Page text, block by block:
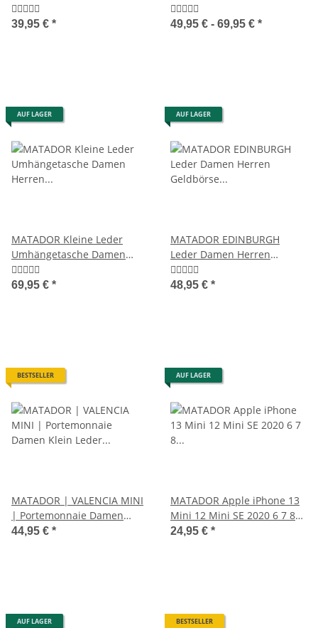
Damen Herren TüV RFID
39,95 € *
RFID TüV
49,95 € - 69,95 € *
AUF LAGER
MATADOR Kleine Leder
Umhängetasche Damen
Herren Retro Klassisch
69,95 € *
AUF LAGER
MATADOR EDINBURGH
Leder Damen Herren
Geldbörse Portemonnaie
48,95 € *
BESTSELLER
MATADOR | VALENCIA MINI
| Portemonnaie Damen
Klein Leder RFID
44,95 € *
AUF LAGER
MATADOR Apple iPhone 13
Mini 12 Mini SE 2020 6 7 8
Ledertasche Braun
24,95 € *
AUF LAGER BESTSELLER